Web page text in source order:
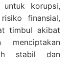
untuk korupsi,
finansial,
timbul akibat
stabil dan